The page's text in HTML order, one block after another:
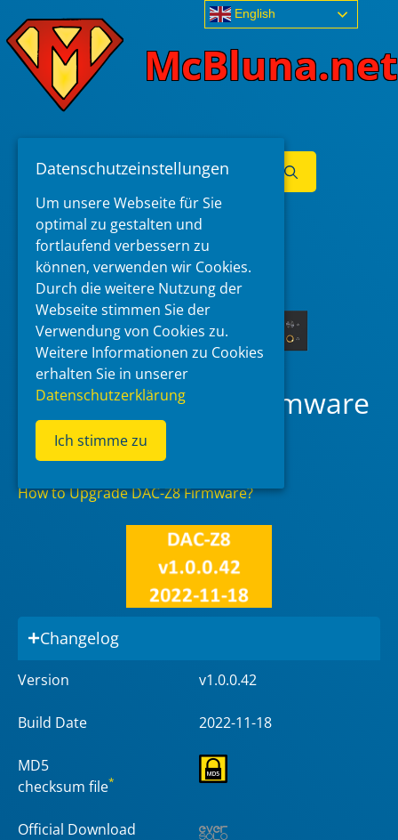
to
content
McBluna.net
Search
Menu
EverSolo DAC-Z8 Firmware
Download
How to Upgrade DAC-Z8 Firmware?
Changelog
Version v1.0.0.42
Build Date 2022-11-18
MD5
checksum file*
Official Download
English
Datenschutzeinstellungen
Um unsere Webseite für Sie
optimal zu gestalten und
fortlaufend verbessern zu
können, verwenden wir Cookies.
Durch die weitere Nutzung der
Webseite stimmen Sie der
Verwendung von Cookies zu.
Weitere Informationen zu Cookies
erhalten Sie in unserer
Datenschutzerklärung
Ich stimme zu